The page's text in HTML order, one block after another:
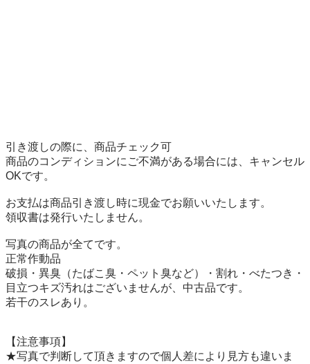
引き渡しの際に、商品チェック可
商品のコンディションにご不満がある場合には、キャンセル
OKです。
お支払は商品引き渡し時に現金でお願いいたします。
領収書は発行いたしません。
写真の商品が全てです。
正常作動品
破損・異臭（たばこ臭・ペット臭など）・割れ・べたつき・
目立つキズ汚れはございませんが、中古品です。
若干のスレあり。
【注意事項】
★写真で判断して頂きますので個人差により見方も違いま